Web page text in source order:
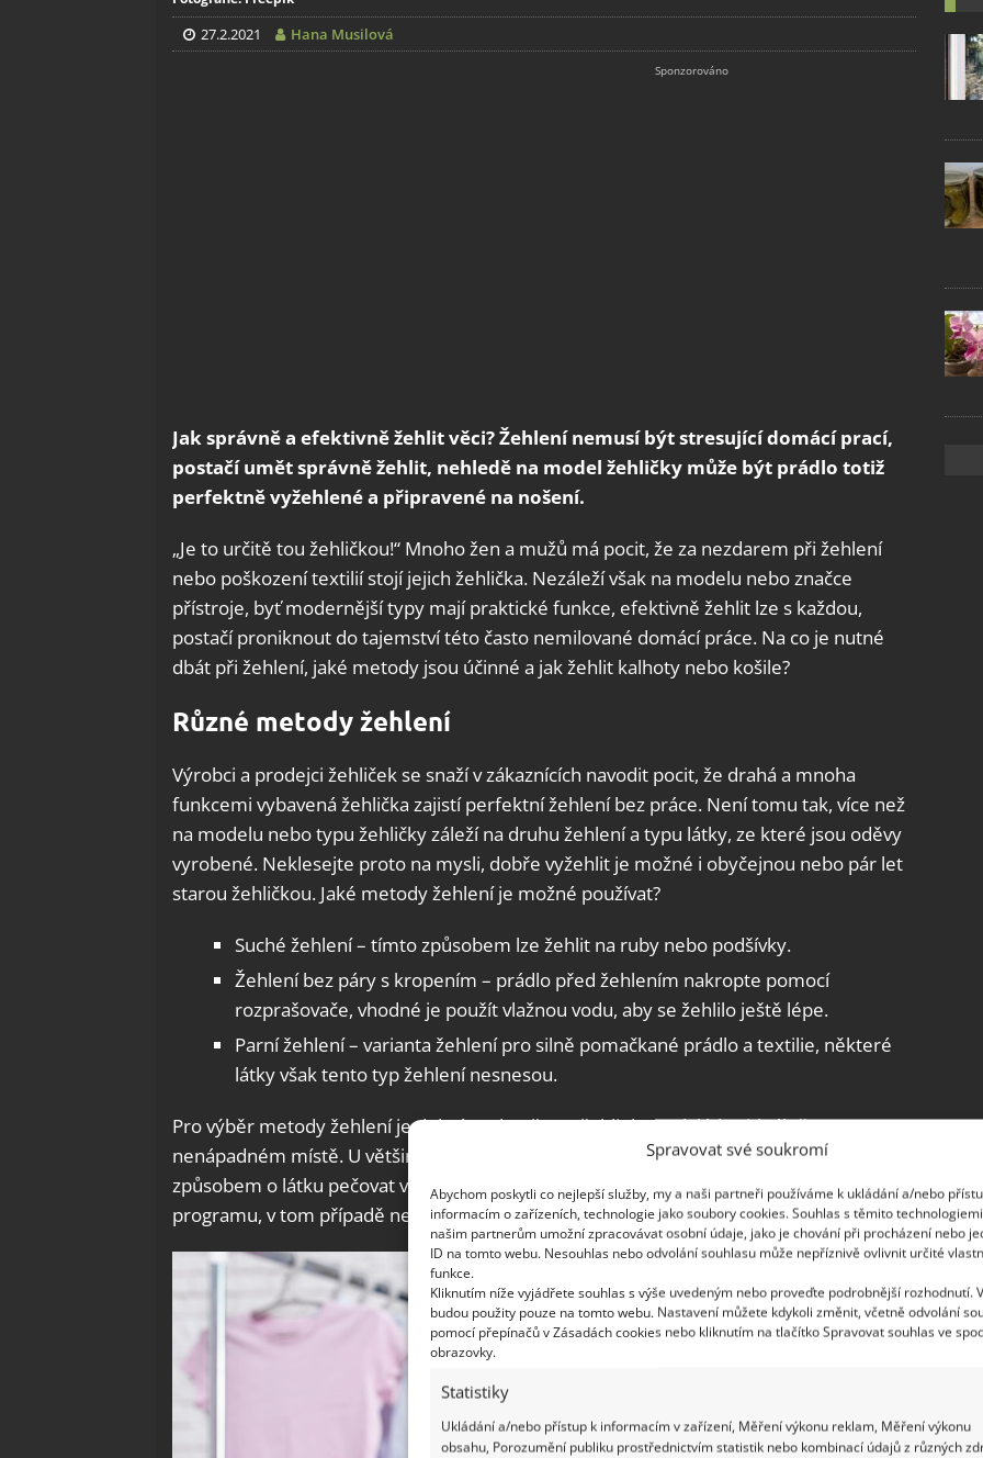
Spravovat své soukromí
Abychom poskytli co nejlepší služby, my a naši partneři používáme k ukládání a/nebo
informacím o zařízeních, technologie jako soubory cookies. Souhlas s těmito
našim partnerům umožní zpracovávat osobní údaje, jako je chování při procházení nebo
ID na tomto webu. Nesouhlas nebo odvolání souhlasu může nepříznivě ovlivnit určité
funkce.
Kliknutím níže vyjádřete souhlas s výše uvedeným nebo proveďte podrobnější rozhodnutí.
budou použity pouze na tomto webu. Nastavení můžete kdykoli změnit, včetně odvolání
pomocí přepínačů v Zásadách cookies nebo kliknutím na tlačítko Spravovat souhlas ve
obrazovky.
Statistiky
Ukládání a/nebo přístup k informacím v zařízení, Měření výkonu reklam, Měření výkonu
obsahu, Porozumění publiku prostřednictvím statistik nebo kombinací údajů z různých
27.2.2021 Hana Musilová
Jak správně a efektivně žehlit věci? Žehlení nemusí být stresující domácí prací,
postačí umět správně žehlit, nehledě na model žehličky může být prádlo totiž
perfektně vyžehlené a připravené na nošení.
„Je to určitě tou žehličkou!“ Mnoho žen a mužů má pocit, že za nezdarem při žehlení
nebo poškození textilií stojí jejich žehlička. Nezáleží však na modelu nebo značce
přístroje, byť modernější typy mají praktické funkce, efektivně žehlit lze s každou,
postačí proniknout do tajemství této často nemilované domácí práce. Na co je nutné
dbát při žehlení, jaké metody jsou účinné a jak žehlit kalhoty nebo košile?
Různé metody žehlení
Výrobci a prodejci žehliček se snaží v zákaznících navodit pocit, že drahá a mnoha
funkcemi vybavená žehlička zajistí perfektní žehlení bez práce. Není tomu tak, více než
na modelu nebo typu žehličky záleží na druhu žehlení a typu látky, ze které jsou oděvy
vyrobené. Neklesejte proto na mysli, dobře vyžehlit je možné i obyčejnou nebo pár let
starou žehličkou. Jaké metody žehlení je možné používat?
Suché žehlení – tímto způsobem lze žehlit na ruby nebo podšívky.
Žehlení bez páry s kropením – prádlo před žehlením nakropte pomocí
rozprašovače, vhodné je použít vlažnou vodu, aby se žehlilo ještě lépe.
Parní žehlení – varianta žehlení pro silně pomačkané prádlo a textilie, některé
látky však tento typ žehlení nesnesou.
Pro výběr metody žehlení je dobré vyzkoušet vyžehlit kousek látky, ideálně na
nenápadném místě. U většiny oblečení sledujte visačky, na kterých je napsáno, jakým
způsobem o látku pečovat včetně doporučené teploty a nastavení žehličky nebo
programu, v tom případě není nutné předem zkoušek žehličku na kousku látky.